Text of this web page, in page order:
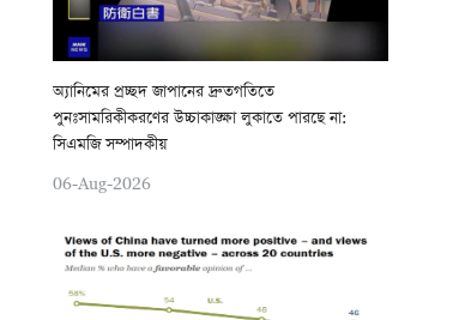
অ্যানিমের প্রচ্ছদ জাপানের দ্রুতগতিতে
পুনঃসামরিকীকরণের উচ্চাকাঙ্ক্ষা লুকাতে পারছে না:
সিএমজি সম্পাদকীয়
06-Aug-2026